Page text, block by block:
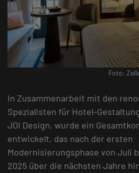
Foto:
In Zusammenarbeit mit den
Spezialisten für Hotel-
JOI Design, wurde ein
entwickelt, das nach der ersten
Modernisierungsphase von Juli
2025 über die nächsten Jahre